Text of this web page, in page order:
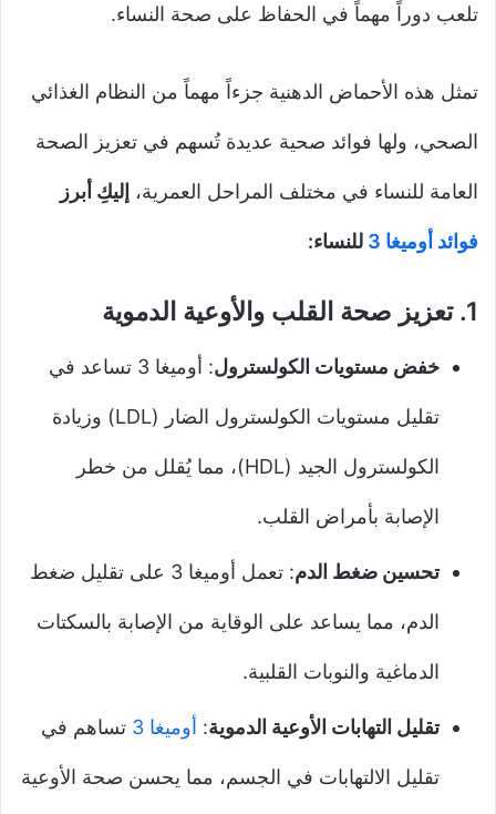
تلعب دوراً مهماً في الحفاظ على صحة النساء.
تمثل هذه الأحماض الدهنية جزءاً مهماً من النظام الغذائي
الصحي، ولها فوائد صحية عديدة تُسهم في تعزيز الصحة
العامة للنساء في مختلف المراحل العمرية، إليكِ أبرز
فوائد أوميغا 3 للنساء:
1. تعزيز صحة القلب والأوعية الدموية
خفض مستويات الكولسترول : أوميغا 3 تساعد في
تقليل مستويات الكولسترول الضار (LDL) وزيادة
الكولسترول الجيد (HDL)، مما يُقلل من خطر
الإصابة بأمراض القلب.
تحسين ضغط الدم : تعمل أوميغا 3 على تقليل ضغط
الدم، مما يساعد على الوقاية من الإصابة بالسكتات
الدماغية والنوبات القلبية.
تقليل التهابات الأوعية الدموية: أوميغا 3 تساهم في
تقليل الالتهابات في الجسم، مما يحسن صحة الأوعية